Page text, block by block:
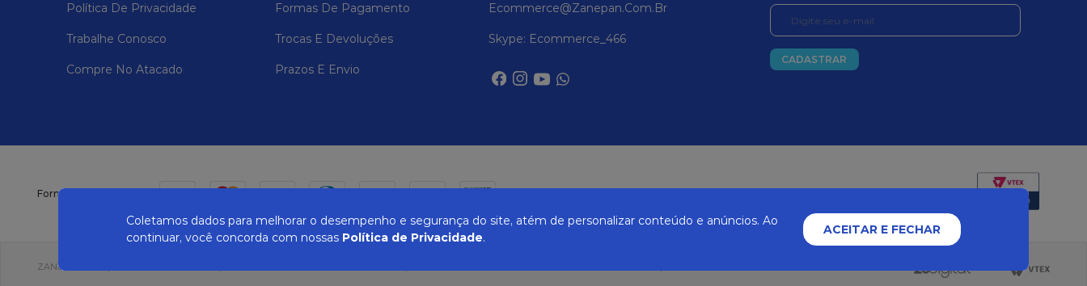
Política De Privacidade
Trabalhe Conosco
Compre No Atacado
Formas De Pagamento
Trocas E Devoluções
Prazos E Envio
Ecommerce@zanepan.com.br
Skype: Ecommerce_466
CADASTRAR
Formas de pagamento
ZANEPAN 2022 | CNPJ: 04.319.228/0001-08 | AVENIDA MAURO MIRANDA MADUREIRA, 514 - ELPÍDIO VOLPINI - CACHOEIRO DE ITAPEMIRIM - ES | CEP 29309-712
Coletamos dados para melhorar o desempenho e segurança do site, atém de personalizar conteúdo e anúncios. Ao
continuar, você concorda com nossas Política de Privacidade.
ACEITAR E FECHAR